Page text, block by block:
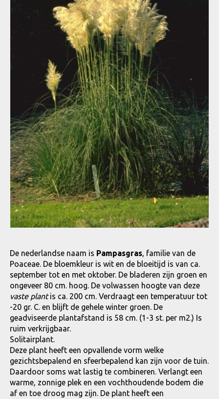
De nederlandse naam is Pampasgras, familie van de
Poaceae. De bloemkleur is wit en de bloeitijd is van ca.
september tot en met oktober. De bladeren zijn groen en
ongeveer 80 cm. hoog. De volwassen hoogte van deze
vaste plantis ca. 200 cm. Verdraagt een temperatuur tot
-20 gr. C. en blijft de gehele winter groen. De
geadviseerde plantafstand is 58 cm. (1-3 st. per m2.) Is
ruim verkrijgbaar.
Solitairplant.
Deze plant heeft een opvallende vorm welke
gezichtsbepalend en sfeerbepalend kan zijn voor de tuin.
Daardoor soms wat lastig te combineren. Verlangt een
warme, zonnige plek en een vochthoudende bodem die
af en toe droog mag zijn. De plant heeft een